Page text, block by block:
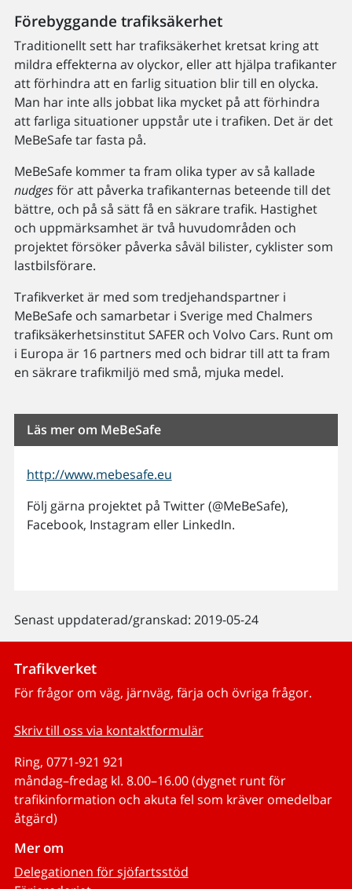
Förebyggande trafiksäkerhet
Traditionellt sett har trafiksäkerhet kretsat kring att
mildra effekterna av olyckor, eller att hjälpa trafikanter
att förhindra att en farlig situation blir till en olycka.
Man har inte alls jobbat lika mycket på att förhindra
att farliga situationer uppstår ute i trafiken. Det är det
MeBeSafe tar fasta på.
MeBeSafe kommer ta fram olika typer av så kallade
nudgesför att påverka trafikanternas beteende till det
bättre, och på så sätt få en säkrare trafik. Hastighet
och uppmärksamhet är två huvudområden och
projektet försöker påverka såväl bilister, cyklister som
lastbilsförare.
Trafikverket är med som tredjehandspartner i
MeBeSafe och samarbetar i Sverige med Chalmers
trafiksäkerhetsinstitut SAFER och Volvo Cars. Runt om
i Europa är 16 partners med och bidrar till att ta fram
en säkrare trafikmiljö med små, mjuka medel.
Läs mer om MeBeSafe
http://www.mebesafe.eu
Följ gärna projektet på Twitter (@MeBeSafe),
Facebook, Instagram eller LinkedIn.
Senast uppdaterad/granskad: 2019-05-24
Trafikverket
För frågor om väg, järnväg, färja och övriga frågor.
Skriv till oss via kontaktformulär
Ring, 0771-921 921
måndag–fredag kl. 8.00–16.00 (dygnet runt för
trafikinformation och akuta fel som kräver omedelbar
åtgärd)
Mer om
Delegationen för sjöfartsstöd